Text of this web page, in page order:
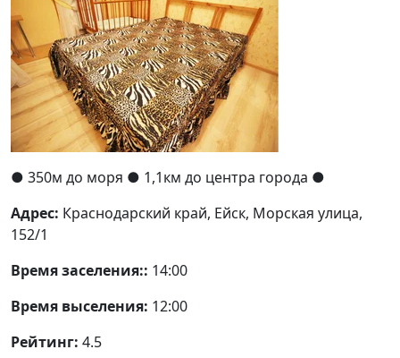
● 350м до моря ● 1,1км до центра города ●
Адрес: Краснодарский край, Ейск, Морская улица,
152/1
Время заселения:: 14:00
Время выселения: 12:00
Рейтинг: 4.5